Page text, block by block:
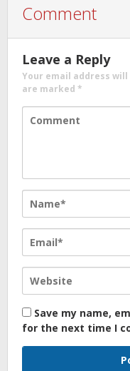
Comment
Leave a Reply
Your email address
are marked *
Save my name,
for the next time I